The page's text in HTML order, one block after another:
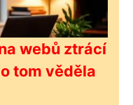
webů ztrácí
tom věděla